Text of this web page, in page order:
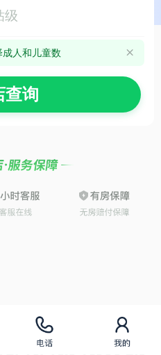
级
人和儿童数 
查询